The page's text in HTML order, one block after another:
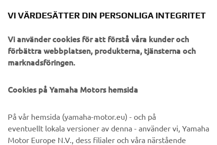
money.
series: The T-series (Tenders), S-series (Sport), and the
have all been redesigned, the TA Aluminium R.I.Bs series
remains as a part of the YAM product range with its pre-
existing design.
VI VÄRDESÄTTER DIN PERSONLIGA INTEGRITET
Vi använder cookies för att förstå våra kunder och
förbättra webbplatsen, produkterna, tjänsterna och
marknadsföringen.
Cookies på Yamaha Motors hemsida
På vår hemsida (yamaha-motor.eu) - och på
eventuellt lokala versioner av denna - använder vi, Yamaha
Motor Europe N.V., dess filialer och våra närstående